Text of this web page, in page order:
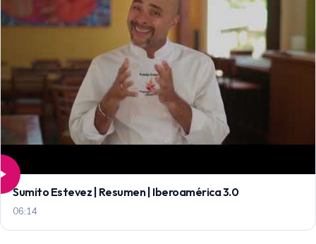
Sumito Estevez | Resumen | Iberoamérica 3.0
06:14